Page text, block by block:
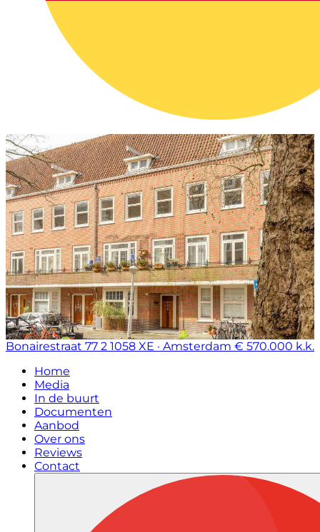
Bonairestraat 77 2 1058 XE · Amsterdam € 570.000 k.k.
Home
Media
In de buurt
Documenten
Aanbod
Over ons
Reviews
Contact